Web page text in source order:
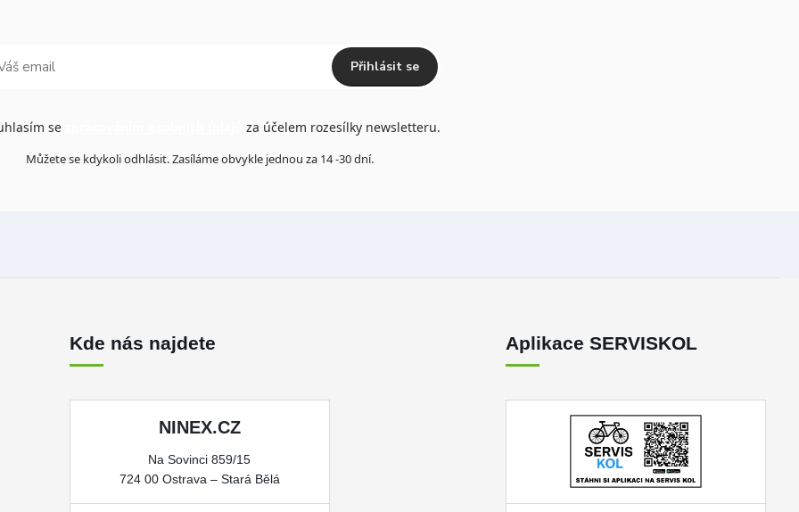
Přihlásit se
se za účelem rozesílky newsletteru.
Můžete se kdykoli odhlásit. Zasíláme obvykle jednou za 14 -30 dní.
Kde nás najdete
NINEX.CZ
Na Sovinci 859/15
724 00 Ostrava – Stará Bělá
Aplikace SERVISKOL